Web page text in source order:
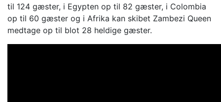
til 124 gæster, i Egypten op til 82 gæster, i Colombia
op til 60 gæster og i Afrika kan skibet Zambezi Queen
medtage op til blot 28 heldige gæster.